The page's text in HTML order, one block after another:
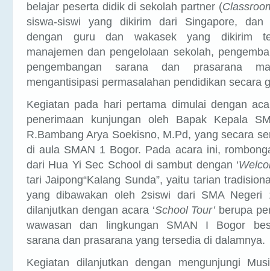
siswa-siswi yang dikirim dari Singapore, dan
dengan guru dan wakasek yang dikirim
manajemen dan pengelolaan sekolah,
pengembangan sarana dan prasarana
mengantisipasi permasalahan pendidikan secara
Kegiatan pada hari pertama dimulai dengan
penerimaan kunjungan oleh Bapak Kepala
R.Bambang Arya Soekisno, M.Pd, yang secara
di aula SMAN 1 Bogor. Pada acara ini,
dari Hua Yi Sec School di sambut dengan ‘
tari Jaipong“Kalang Sunda”, yaitu tarian
yang dibawakan oleh 2siswi dari SMA Negeri
dilanjutkan dengan acara ‘School Tour’berupa
wawasan dan lingkungan SMAN I Bogor
sarana dan prasarana yang tersedia di dalamnya.
Kegiatan dilanjutkan dengan mengunjungi
“Balai Kirti” yang berlokasi di area istana